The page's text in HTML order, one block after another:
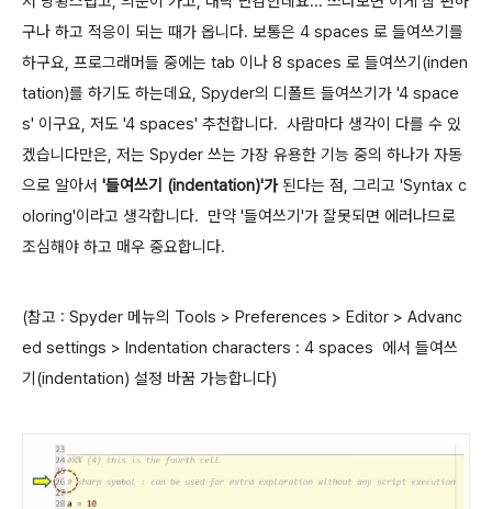
구나 하고 적응이 되는 때가 옵니다. 보통은 4 spaces 로 들여쓰기를
하구요, 프로그래머들 중에는 tab 이나 8 spaces 로 들여쓰기(inden
tation)를 하기도 하는데요, Spyder의 디폴트 들여쓰기가 '4 space
s' 이구요, 저도 '4 spaces' 추천합니다. 사람마다 생각이 다를 수 있
겠습니다만은, 저는 Spyder 쓰는 가장 유용한 기능 중의 하나가 자동
으로 알아서 '들여쓰기 (indentation)'가된다는 점, 그리고 'Syntax c
oloring'이라고 생각합니다. 만약 '들여쓰기'가 잘못되면 에러나므로
조심해야 하고 매우 중요합니다.
(참고 : Spyder 메뉴의 Tools > Preferences > Editor > Advanc
ed settings > Indentation characters : 4 spaces 에서 들여쓰
기(indentation) 설정 바꿈 가능합니다)